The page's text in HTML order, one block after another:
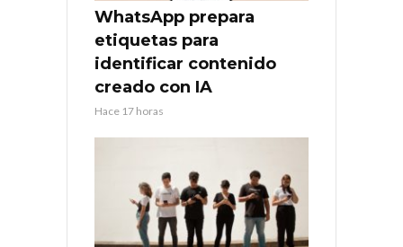
WhatsApp prepara
etiquetas para
identificar contenido
creado con IA
Hace 17 horas